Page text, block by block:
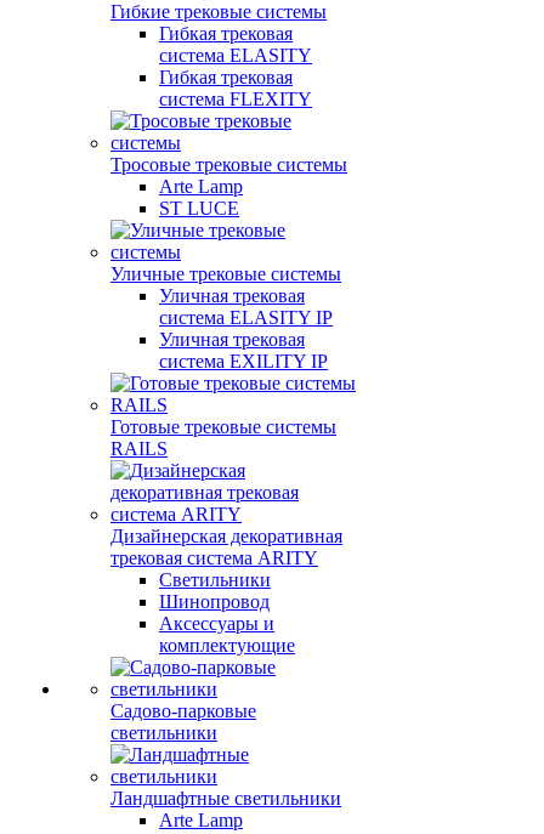
Гибкие трековые системы
Гибкая трековая
система ELASITY
Гибкая трековая
система FLEXITY
Тросовые трековые системы
Arte Lamp
ST LUCE
Уличные трековые системы
Уличная трековая
система ELASITY IP
Уличная трековая
система EXILITY IP
Готовые трековые системы
RAILS
Дизайнерская декоративная
трековая система ARITY
Светильники
Шинопровод
Аксессуары и
комплектующие
Садово-парковые
светильники
Ландшафтные светильники
Arte Lamp